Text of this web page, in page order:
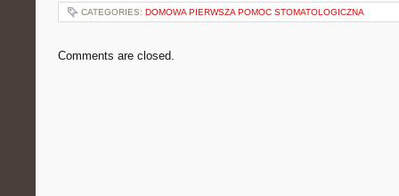
CATEGORIES: DOMOWA PIERWSZA POMOC STOMATOLOGICZNA
Comments are closed.